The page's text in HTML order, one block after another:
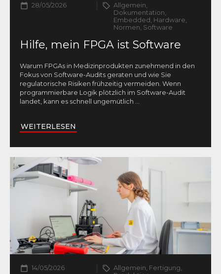
28/05/2026
Allgemein,
Dokumentation,
Embedded, Hardware,
Normen, Software
Hilfe, mein FPGA ist Software
Warum FPGAs in Medizinprodukten zunehmend in den
Fokus von Software-Audits geraten und wie Sie
regulatorische Risiken frühzeitig vermeiden. Wenn
programmierbare Logik plötzlich im Software-Audit
landet, kann es schnell ungemütlich
WEITERLESEN
14/05/2026
Allgemein, Fertigung,